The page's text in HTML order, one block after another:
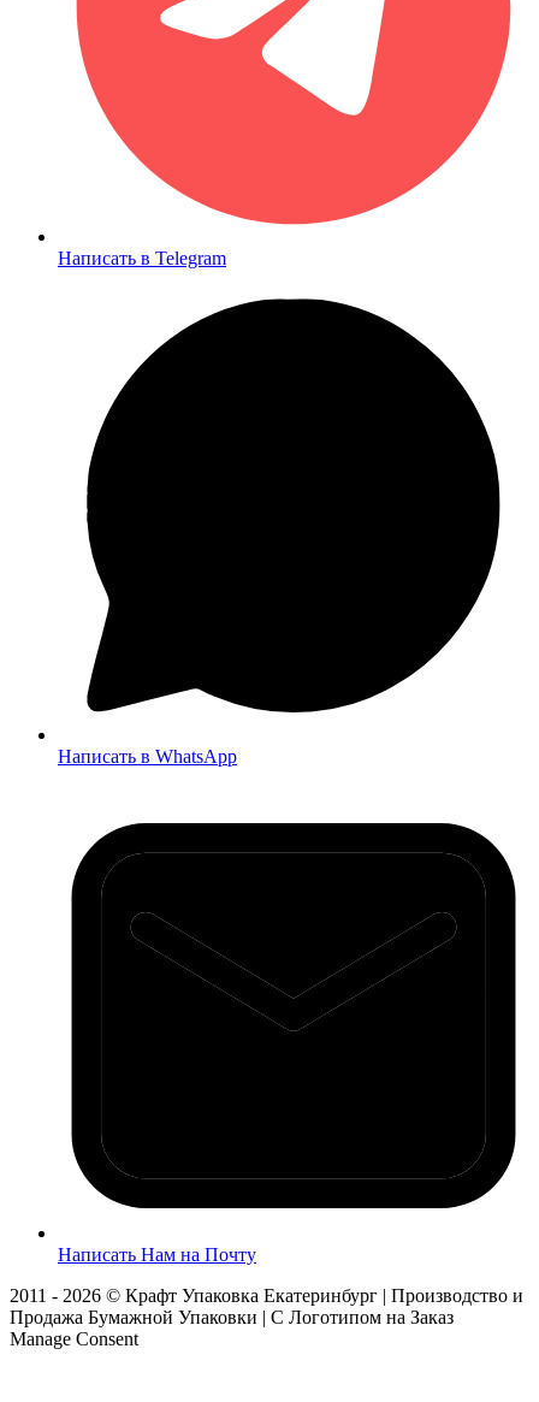
Написать в Telegram
Написать в WhatsApp
Написать Нам на Почту
2011 - 2026 © Крафт Упаковка Екатеринбург | Производство и
Продажа Бумажной Упаковки | С Логотипом на Заказ
Manage Consent